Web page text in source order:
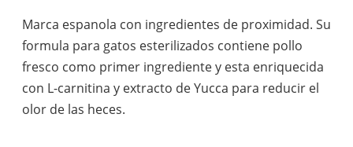
Marca espanola con ingredientes de proximidad. Su
formula para gatos esterilizados contiene pollo
fresco como primer ingrediente y esta enriquecida
con L-carnitina y extracto de Yucca para reducir el
olor de las heces.